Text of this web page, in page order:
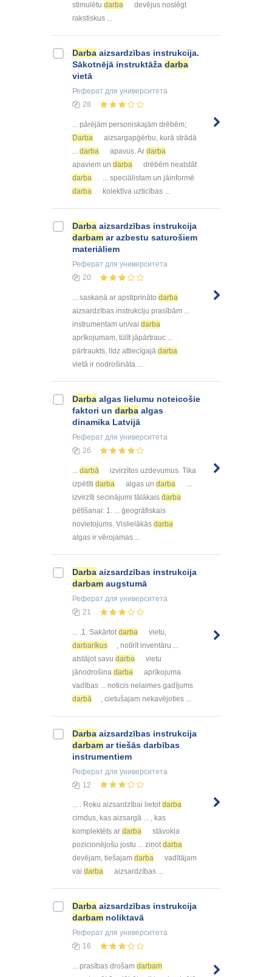
stimulētu darba
devējus noslēgt
rakstiskus ...
Darba aizsardzības instrukcija.
Sākotnējā instruktāža darba
vietā
Реферат для университета
28
... pārējām personiskajām drēbēm;
Darba
aizsargapģērbu, kurā strādā
... darba apavus. Ar darba
apaviem un darba
drēbēm neatstāt
darba
... speciālistam un jāinformē
darba
kolektīva uzticības ...
Darba aizsardzības instrukcija
darbam ar azbestu saturošiem
materiāliem
Реферат для университета
20
... saskaņā ar apstiprināto darba
aizsardzības instrukciju prasībām ...
instrumentam un/vai darba
aprīkojumam, tūlīt jāpārtrauc ...
pārtraukts, līdz attiecīgajā darba
vietā ir nodrošināta ...
Darba algas lielumu noteicošie
faktori un darba algas
dinamika Latvijā
Реферат для университета
26
darbā
izvirzītos uzdevumus. Tika
izpētīti darba algas un darba
izvirzīti secinājumi tālākais darba
pētīšanai: 1. ... ģeogrāfiskais
novietojums. Vislielākās darba
algas ir vērojamas ...
Darba aizsardzības instrukcija
darbam augstumā
Реферат для университета
21
... .1. Sakārtot darba
vietu,
darbarīkus
, notīrīt inventāru ...
atstājot savu darba
vietu
jānodrošina darba
aprīkojuma
vadības ... noticis nelaimes gadījums
darbā
, cietušajam nekavējoties ...
Darba aizsardzības instrukcija
darbam ar tiešās darbības
instrumentiem
Реферат для университета
12
... . Roku aizsardzībai lietotdarba
cimdus, kas aizsargā ... , kas
komplektēts ar darba
stāvokļa
pozicionējošu jostu ... ziņotdarba
devējam, tiešajam darba
vadītājam
vai darba aizsardzības ...
Darba aizsardzības instrukcija
darbam noliktavā
Реферат для университета
16
... prasības drošam darbam